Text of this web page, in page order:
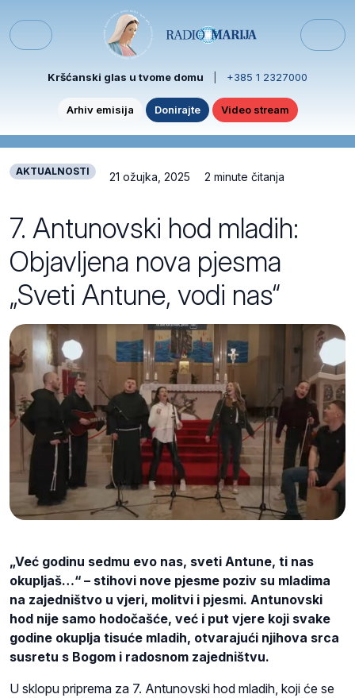
Menu
Kršćanski glas u tvome domu +385 1 2327000
Arhiv emisija Donirajte Video stream
AKTUALNOSTI 21 ožujka, 2025 2 minute čitanja
7. Antunovski hod mladih:
Objavljena nova pjesma
„Sveti Antune, vodi nas“
„Već godinu sedmu evo nas, sveti Antune, ti nas
okupljaš…“ – stihovi nove pjesme poziv su mladima
na zajedništvo u vjeri, molitvi i pjesmi. Antunovski
hod nije samo hodočašće, već i put vjere koji svake
godine okuplja tisuće mladih, otvarajući njihova srca
susretu s Bogom i radosnom zajedništvu.
U sklopu priprema za 7. Antunovski hod mladih, koji će se